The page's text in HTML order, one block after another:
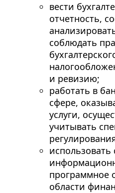
вести
отчетность,
соблюдать
и ревизию;
работать в
сфере,
услуги,
учитывать
программное
области